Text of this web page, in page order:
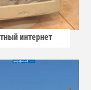
интернет